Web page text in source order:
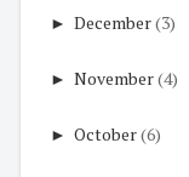
► December(3)
► November(4)
► October(6)